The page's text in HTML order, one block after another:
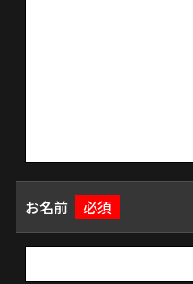
お名前 必須